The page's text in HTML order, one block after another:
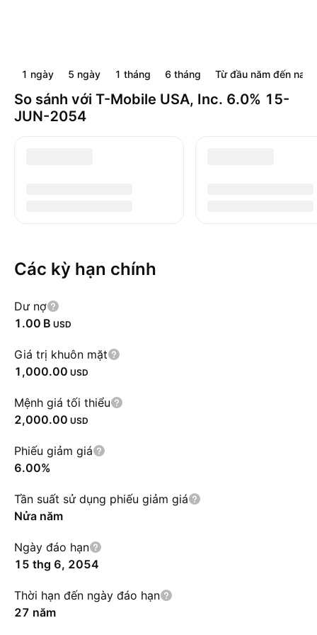
1 ngày 5 ngày 1 tháng 6 tháng Từ đầu năm đến nay
So sánh với T-Mobile USA, Inc. 6.0% 15-
JUN-2054
Các kỳ hạn chính
Dư nợ
‪1.00 B‬ USD
Giá trị khuôn mặt
1,000.00 USD
Mệnh giá tối thiểu
2,000.00 USD
Phiếu giảm giá
6.00%
Tần suất sử dụng phiếu giảm giá
Nửa năm
Ngày đáo hạn
15 thg 6, 2054
Thời hạn đến ngày đáo hạn
27 năm